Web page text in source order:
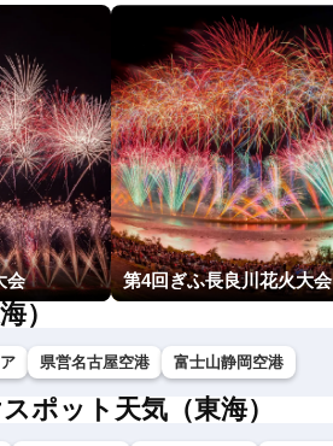
会 第4回ぎふ長良川花火大会
）
県営名古屋空港 富士山静岡空港
ポット天気（東海）